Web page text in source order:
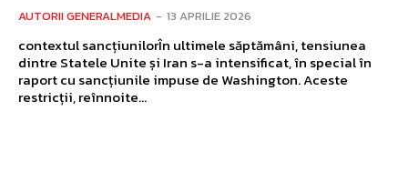
AUTORII GENERALMEDIA - 13 APRILIE 2026
contextul sancțiunilorÎn ultimele săptămâni, tensiunea
dintre Statele Unite și Iran s-a intensificat, în special în
raport cu sancțiunile impuse de Washington. Aceste
restricții, reînnoite...